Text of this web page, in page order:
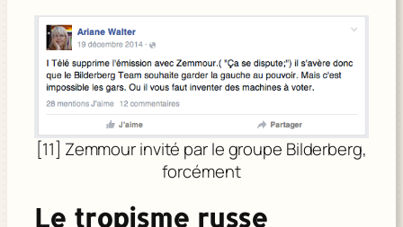
[11] Zemmour invité par le groupe Bilderberg,
forcément
Le tropisme russe